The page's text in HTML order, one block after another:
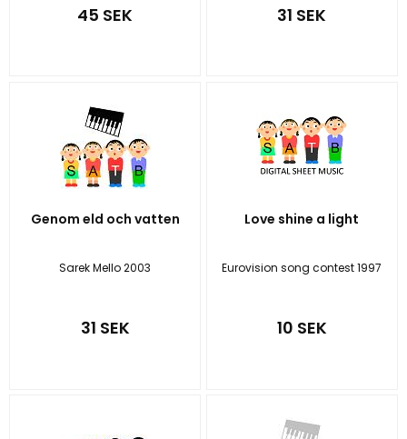
45 SEK 31 SEK
Genom eld och vatten
Sarek Mello 2003
31 SEK
Love shine a light
Eurovision song contest 1997
10 SEK